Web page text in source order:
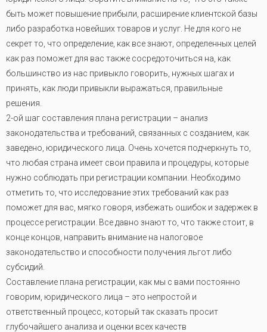
быть может повышение прибыли, расширение клиентской базы
либо разработка новейших товаров и услуг. Не для кого не
секрет то, что определение, как все знают, определенных целей
как раз поможет для вас также сосредоточиться на, как
большинство из нас привыкло говорить, нужных шагах и
принять, как люди привыкли выражаться, правильные
решения.
2-ой шаг составления плана регистрации – анализ
законодательства и требований, связанных с созданием, как
заведено, юридического лица. Очень хочется подчеркнуть то,
что любая страна имеет свои правила и процедуры, которые
нужно соблюдать при регистрации компании. Необходимо
отметить то, что исследование этих требований как раз
поможет для вас, мягко говоря, избежать ошибок и задержек в
процессе регистрации. Все давно знают то, что также стоит, в
конце концов, направить внимание на налоговое
законодательство и способности получения льгот либо
субсидий.
Составление плана регистрации, как мы с вами постоянно
говорим, юридического лица – это непростой и
ответственный процесс, который так сказать просит
глубочайшего анализа и оценки всех качеств